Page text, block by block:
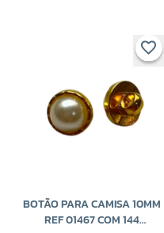
BOTÃO PARA CAMISA 10MM
REF 01467 COM 144